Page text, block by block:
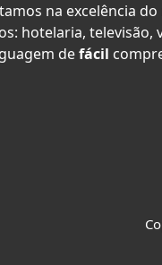
na excelência
hotelaria,
defácil